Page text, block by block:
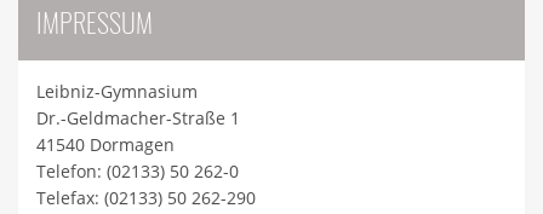
IMPRESSUM
Leibniz-Gymnasium
Dr.-Geldmacher-Straße 1
41540 Dormagen
Telefon: (02133) 50 262-0
Telefax: (02133) 50 262-290